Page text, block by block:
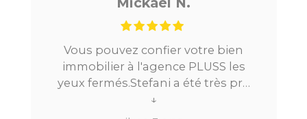
pouvez confier votre bien
à l'agence PLUSS les
fermés.Stefani a été très pro
au long du processus.Très
elle a su répondre à
Je
Paris, tout